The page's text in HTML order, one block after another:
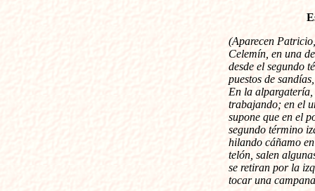
(Aparecen
Celemín, en una
desde el segundo
puestos de
En la alpargatería,
trabajando; en el
supone que en el
segundo término
hilando cáñamo
telón, salen
se retiran por la
tocar una